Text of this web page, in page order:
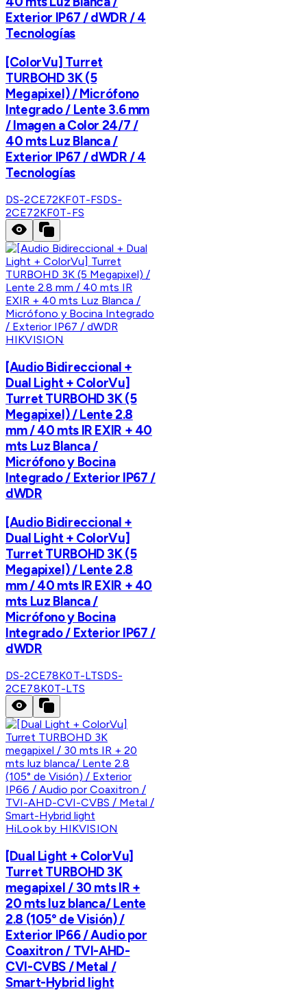
Exterior IP67 / dWDR / 4
Tecnologías
[ColorVu] Turret
TURBOHD 3K (5
Megapixel) / Micrófono
Integrado / Lente 3.6 mm
/ Imagen a Color 24/7 /
40 mts Luz Blanca /
Exterior IP67 / dWDR / 4
Tecnologías
DS-2CE72KF0T-FSDS-
2CE72KF0T-FS
HIKVISION
[Audio Bidireccional +
Dual Light + ColorVu]
Turret TURBOHD 3K (5
Megapixel) / Lente 2.8
mm / 40 mts IR EXIR + 40
mts Luz Blanca /
Micrófono y Bocina
Integrado / Exterior IP67 /
dWDR
[Audio Bidireccional +
Dual Light + ColorVu]
Turret TURBOHD 3K (5
Megapixel) / Lente 2.8
mm / 40 mts IR EXIR + 40
mts Luz Blanca /
Micrófono y Bocina
Integrado / Exterior IP67 /
dWDR
DS-2CE78K0T-LTSDS-
2CE78K0T-LTS
HiLook by HIKVISION
[Dual Light + ColorVu]
Turret TURBOHD 3K
megapixel / 30 mts IR +
20 mts luz blanca/ Lente
2.8 (105° de Visión) /
Exterior IP66 / Audio por
Coaxitron / TVI-AHD-
CVI-CVBS / Metal /
Smart-Hybrid light